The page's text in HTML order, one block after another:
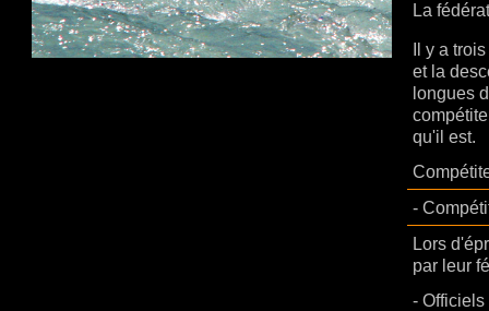
La
Il y a
et la
longues
qu'il est.
-
Lors
par leur
- Officiels